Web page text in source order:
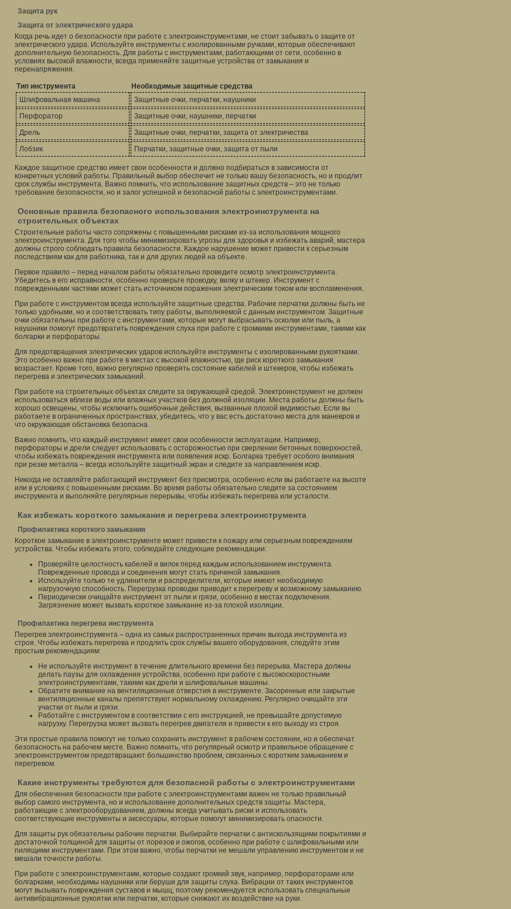
Защита рук
Защита от электрического удара
Когда речь идет о безопасности при работе с электроинструментами, не стоит забывать о защите от
электрического удара. Используйте инструменты с изолированными ручками, которые обеспечивают
дополнительную безопасность. Для работы с инструментами, работающими от сети, особенно в
условиях высокой влажности, всегда применяйте защитные устройства от замыкания и
перенапряжения.
Тип инструмента
Необходимые защитные средства
Шлифовальная машина
Защитные очки, перчатки, наушники
Перфоратор
Защитные очки, наушники, перчатки
Дрель
Защитные очки, перчатки, защита от электричества
Лобзик
Перчатки, защитные очки, защита от пыли
Каждое защитное средство имеет свои особенности и должно подбираться в зависимости от
конкретных условий работы. Правильный выбор обеспечит не только вашу безопасность, но и продлит
срок службы инструмента. Важно помнить, что использование защитных средств – это не только
требование безопасности, но и залог успешной и безопасной работы с электроинструментами.
Основные правила безопасного использования электроинструмента на
строительных объектах
Строительные работы часто сопряжены с повышенными рисками из-за использования мощного
электроинструмента. Для того чтобы минимизировать угрозы для здоровья и избежать аварий, мастера
должны строго соблюдать правила безопасности. Каждое нарушение может привести к серьезным
последствиям как для работника, так и для других людей на объекте.
Первое правило – перед началом работы обязательно проведите осмотр электроинструмента.
Убедитесь в его исправности, особенно проверьте проводку, вилку и штекер. Инструмент с
поврежденными частями может стать источником поражения электрическим током или воспламенения.
При работе с инструментом всегда используйте защитные средства. Рабочие перчатки должны быть не
только удобными, но и соответствовать типу работы, выполняемой с данным инструментом. Защитные
очки обязательны при работе с инструментами, которые могут выбрасывать осколки или пыль, а
наушники помогут предотвратить повреждения слуха при работе с громкими инструментами, такими как
болгарки и перфораторы.
Для предотвращения электрических ударов используйте инструменты с изолированными рукоятками.
Это особенно важно при работе в местах с высокой влажностью, где риск короткого замыкания
возрастает. Кроме того, важно регулярно проверять состояние кабелей и штекеров, чтобы избежать
перегрева и электрических замыканий.
При работе на строительных объектах следите за окружающей средой. Электроинструмент не должен
использоваться вблизи воды или влажных участков без должной изоляции. Места работы должны быть
хорошо освещены, чтобы исключить ошибочные действия, вызванные плохой видимостью. Если вы
работаете в ограниченных пространствах, убедитесь, что у вас есть достаточно места для маневров и
что окружающая обстановка безопасна.
Важно помнить, что каждый инструмент имеет свои особенности эксплуатации. Например,
перфораторы и дрели следует использовать с осторожностью при сверлении бетонных поверхностей,
чтобы избежать повреждения инструмента или появления искр. Болгарка требует особого внимания
при резке металла – всегда используйте защитный экран и следите за направлением искр.
Никогда не оставляйте работающий инструмент без присмотра, особенно если вы работаете на высоте
или в условиях с повышенными рисками. Во время работы обязательно следите за состоянием
инструмента и выполняйте регулярные перерывы, чтобы избежать перегрева или усталости.
Как избежать короткого замыкания и перегрева электроинструмента
Профилактика короткого замыкания
Короткое замыкание в электроинструменте может привести к пожару или серьезным повреждениям
устройства. Чтобы избежать этого, соблюдайте следующие рекомендации:
Проверяйте целостность кабелей и вилок перед каждым использованием инструмента.
Поврежденные провода и соединения могут стать причиной замыкания.
Используйте только те удлинители и распределители, которые имеют необходимую
нагрузочную способность. Перегрузка проводки приводит к перегреву и возможному замыканию.
Периодически очищайте инструмент от пыли и грязи, особенно в местах подключения.
Загрязнение может вызвать короткое замыкание из-за плохой изоляции.
Профилактика перегрева инструмента
Перегрев электроинструмента – одна из самых распространенных причин выхода инструмента из
строя. Чтобы избежать перегрева и продлить срок службы вашего оборудования, следуйте этим
простым рекомендациям:
Не используйте инструмент в течение длительного времени без перерыва. Мастера должны
делать паузы для охлаждения устройства, особенно при работе с высокоскоростными
электроинструментами, такими как дрели и шлифовальные машины.
Обратите внимание на вентиляционные отверстия в инструменте. Засоренные или закрытые
вентиляционные каналы препятствуют нормальному охлаждению. Регулярно очищайте эти
участки от пыли и грязи.
Работайте с инструментом в соответствии с его инструкцией, не превышайте допустимую
нагрузку. Перегрузка может вызвать перегрев двигателя и привести к его выходу из строя.
Эти простые правила помогут не только сохранить инструмент в рабочем состоянии, но и обеспечат
безопасность на рабочем месте. Важно помнить, что регулярный осмотр и правильное обращение с
электроинструментом предотвращают большинство проблем, связанных с коротким замыканием и
перегревом.
Какие инструменты требуются для безопасной работы с электроинструментами
Для обеспечения безопасности при работе с электроинструментами важен не только правильный
выбор самого инструмента, но и использование дополнительных средств защиты. Мастера,
работающие с электрооборудованием, должны всегда учитывать риски и использовать
соответствующие инструменты и аксессуары, которые помогут минимизировать опасности.
Для защиты рук обязательны рабочие перчатки. Выбирайте перчатки с антискользящими покрытиями и
достаточной толщиной для защиты от порезов и ожогов, особенно при работе с шлифовальными или
пилящими инструментами. При этом важно, чтобы перчатки не мешали управлению инструментом и не
мешали точности работы.
При работе с электроинструментами, которые создают громкий звук, например, перфораторами или
болгарками, необходимы наушники или беруши для защиты слуха. Вибрации от таких инструментов
могут вызывать повреждения суставов и мышц, поэтому рекомендуется использовать специальные
антивибрационные рукоятки или перчатки, которые снижают их воздействие на руки.